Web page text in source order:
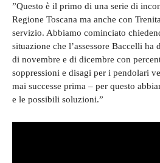
”Questo è il primo di una serie di
Regione Toscana ma anche con
servizio. Abbiamo cominciato
situazione che l’assessore Baccelli ha
di novembre e di dicembre con
soppressioni e disagi per i pendolari
mai successe prima – per questo
e le possibili soluzioni.”